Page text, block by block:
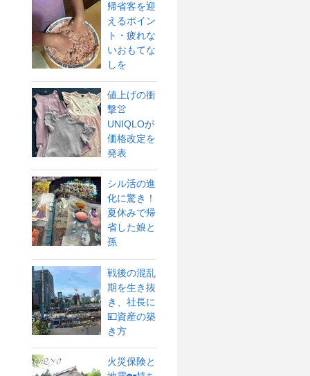
帰省客を迎
えるポイン
ト・疲れな
いおもてな
しを
値上げの衝
撃👚
UNIQLOが
価格改定を
発表
シル活の進
化に驚き！
夏休みで帰
省した娘と
孫
戦後の混乱
期を生き抜
き、社長に
💴資産の築
き方
火災保険と